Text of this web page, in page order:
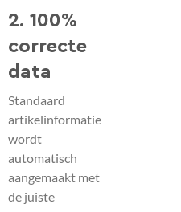
2. 100%
correcte
data
Standaard
artikelinformatie
wordt
automatisch
aangemaakt met
de juiste